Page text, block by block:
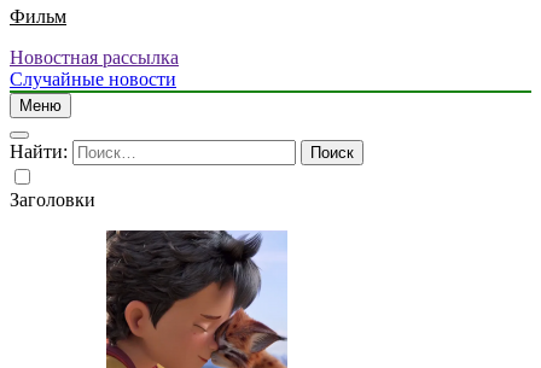
Фильм
Новостная рассылка
Случайные новости
Меню
Найти:
Заголовки